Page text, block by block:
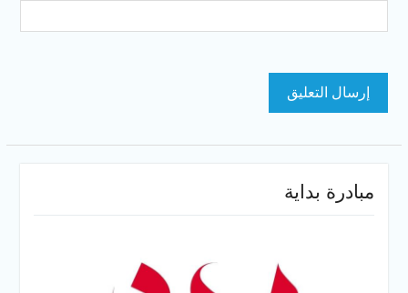
مبادرة بداية